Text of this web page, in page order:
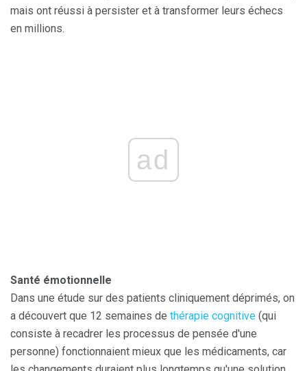
mais ont réussi à persister et à transformer leurs échecs
en millions.
ad
Santé émotionnelle
Dans une étude sur des patients cliniquement déprimés, on
a découvert que 12 semaines de thérapie cognitive (qui
consiste à recadrer les processus de pensée d'une
personne) fonctionnaient mieux que les médicaments, car